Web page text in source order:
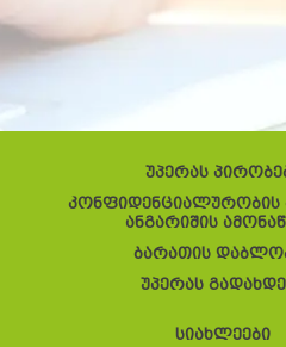
უპერას
კონფიდენციალურობის
ანგარიშის
ბარათის
უპერას
სიახლეები